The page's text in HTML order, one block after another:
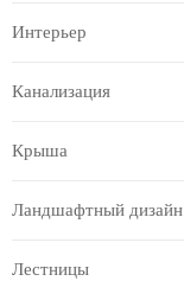
Интерьер
Канализация
Крыша
Ландшафтный дизайн
Лестницы